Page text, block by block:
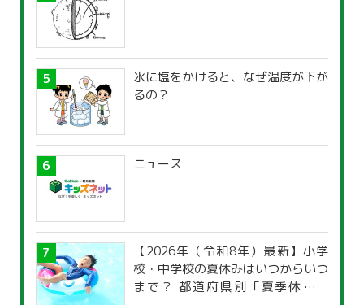
氷に塩をかけると、なぜ温度が下が
るの？
ニュース
【2026年（令和8年）最新】小学
校・中学校の夏休みはいつからいつ
まで？ 都道府県別「夏季休暇一